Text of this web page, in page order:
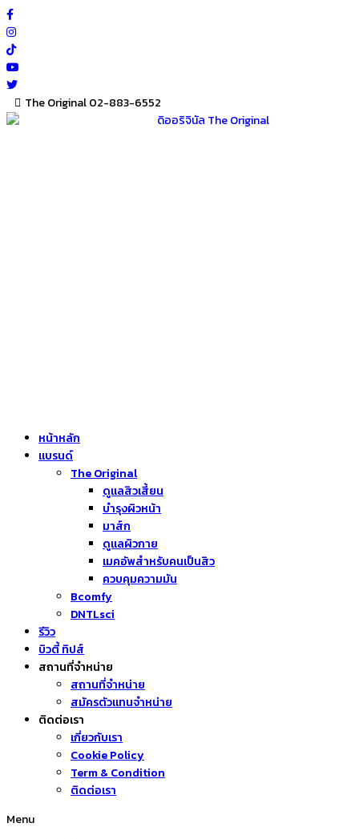
Skip
to
content
The Original 02-883-6552
หน้าหลัก
แบรนด์
The Original
ดูแลสิวเสี้ยน
บำรุงผิวหน้า
มาส์ก
ดูแลผิวกาย
เมคอัพสำหรับคนเป็นสิว
ควบคุมความมัน
Bcomfy
DNTLsci
รีวิว
บิวตี้ ทิปส์
สถานที่จำหน่าย
สถานที่จำหน่าย
สมัครตัวแทนจำหน่าย
ติดต่อเรา
เกี่ยวกับเรา
Cookie Policy
Term & Condition
ติดต่อเรา
Menu